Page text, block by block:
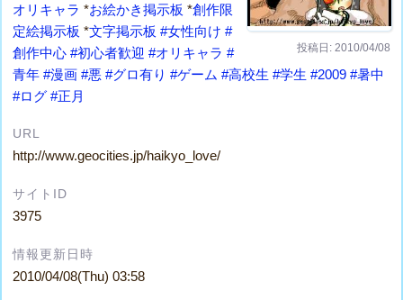
投稿日: 2010/04/08
オリキャラ *お絵かき掲示板 *創作限
定絵掲示板 *文字掲示板 #女性向け #
創作中心 #初心者歓迎 #オリキャラ #
青年 #漫画 #悪 #グロ有り #ゲーム #高校生 #学生 #2009 #暑中
#ログ #正月
URL
http://www.geocities.jp/haikyo_love/
サイトID
3975
情報更新日時
2010/04/08(Thu) 03:58